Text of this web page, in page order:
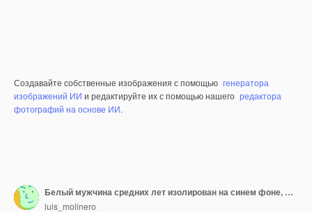
Создавайте собственные изображения с помощью генератора
изображений ИИ и редактируйте их с помощью нашего редактора
фотографий на основе ИИ.
Белый мужчина средних лет изолирован на синем фоне, делая селфи
luis_molinero